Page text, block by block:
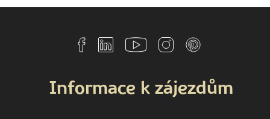
Informace k zájezdům